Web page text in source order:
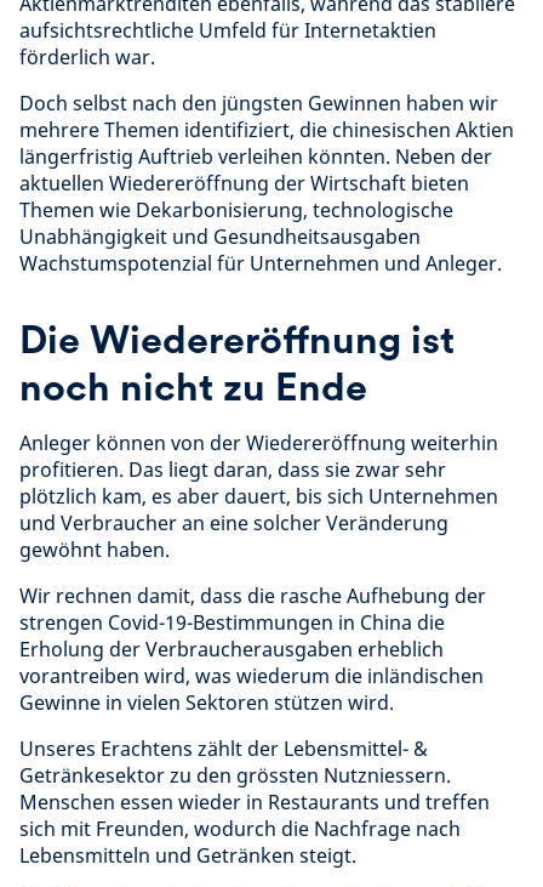
aufsichtsrechtliche Umfeld für Internetaktien
förderlich war.
Doch selbst nach den jüngsten Gewinnen haben wir
mehrere Themen identifiziert, die chinesischen Aktien
längerfristig Auftrieb verleihen könnten. Neben der
aktuellen Wiedereröffnung der Wirtschaft bieten
Themen wie Dekarbonisierung, technologische
Unabhängigkeit und Gesundheitsausgaben
Wachstumspotenzial für Unternehmen und Anleger.
Die Wiedereröffnung ist
noch nicht zu Ende
Anleger können von der Wiedereröffnung weiterhin
profitieren. Das liegt daran, dass sie zwar sehr
plötzlich kam, es aber dauert, bis sich Unternehmen
und Verbraucher an eine solcher Veränderung
gewöhnt haben.
Wir rechnen damit, dass die rasche Aufhebung der
strengen Covid-19-Bestimmungen in China die
Erholung der Verbraucherausgaben erheblich
vorantreiben wird, was wiederum die inländischen
Gewinne in vielen Sektoren stützen wird.
Unseres Erachtens zählt der Lebensmittel- &
Getränkesektor zu den grössten Nutzniessern.
Menschen essen wieder in Restaurants und treffen
sich mit Freunden, wodurch die Nachfrage nach
Lebensmitteln und Getränken steigt.